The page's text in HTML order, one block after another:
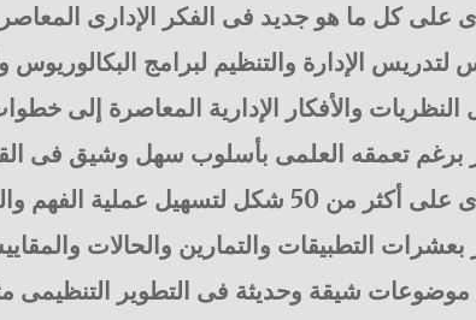
على كل ما هو جديد فى الفكر الإدارى
لتدريس الإدارة والتنظيم لبرامج البكالوريوس
النظريات والأفكار الإدارية المعاصرة إلى
برغم تعمقه العلمى بأسلوب سهل وشيق فى
50 شكل لتسهيل عملية الفهم والتطبيق العملى.
بعشرات التطبيقات والتمارين والحالات
شيقة وحديثة فى التطوير التنظيمى